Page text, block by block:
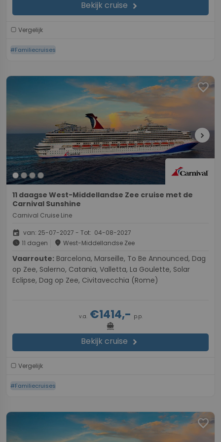
Bekijk cruise chevron_right
Vergelijk
#Familiecruises
favorite
chevron_right
11 daagse West-Middellandse Zee cruise met de
Carnival Sunshine
Carnival Cruise Line
event van: 25-07-2027 - Tot: 04-08-2027
schedule 11 dagen place West-Middellandse Zee
Vaarroute:
op Zee, Salerno, Catania, Valletta, La Goulette, Solar
Eclipse, Dag op Zee, Civitavecchia (Rome)
v.a.€1414,- p.p.
directions_boat
Bekijk cruise chevron_right
Vergelijk
#Familiecruises
favorite